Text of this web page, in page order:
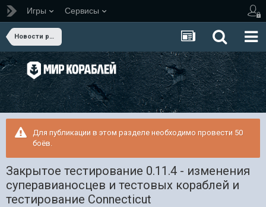
Игры Сервисы
Новости разработки
Для публикации в этом разделе необходимо провести 50
боёв.
Закрытое тестирование 0.11.4 - изменения
суперавианосцев и тестовых кораблей и
тестирование Connecticut